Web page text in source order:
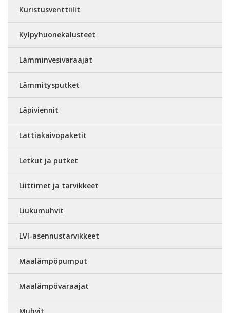
Kuristusventtiilit
Kylpyhuonekalusteet
Lämminvesivaraajat
Lämmitysputket
Läpiviennit
Lattiakaivopaketit
Letkut ja putket
Liittimet ja tarvikkeet
Liukumuhvit
LVI-asennustarvikkeet
Maalämpöpumput
Maalämpövaraajat